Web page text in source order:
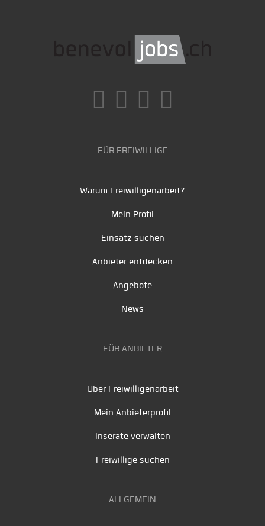
FÜR FREIWILLIGE
Warum Freiwilligenarbeit?
Mein Profil
Einsatz suchen
Anbieter entdecken
Angebote
News
FÜR ANBIETER
Über Freiwilligenarbeit
Mein Anbieterprofil
Inserate verwalten
Freiwillige suchen
ALLGEMEIN